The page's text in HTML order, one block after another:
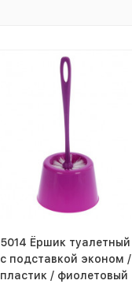
5014 Ёршик туалетный
с подставкой эконом /
пластик / фиолетовый